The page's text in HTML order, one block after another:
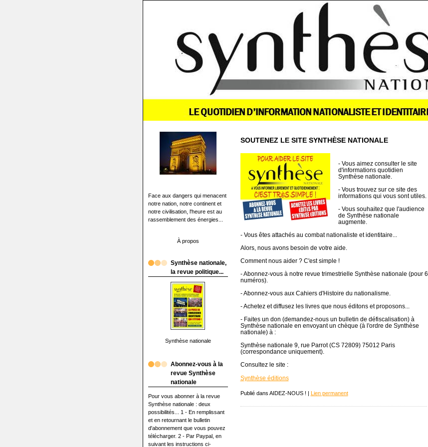
Face aux dangers qui menacent
notre nation, notre continent et
notre civilisation, l'heure est au
rassemblement des énergies...
À propos
Synthèse nationale,
la revue politique...
Synthèse nationale
Abonnez-vous à la
revue Synthèse
nationale
Pour vous abonner à la revue
Synthèse nationale : deux
possibilités... 1 - En remplissant
et en retournant le bulletin
d'abonnement que vous pouvez
télécharger. 2 - Par Paypal, en
suivant les instructions ci-
SOUTENEZ LE SITE SYNTHÈSE NATIONALE
- Vous aimez consulter le site
d'informations quotidien
Synthèse nationale.
- Vous trouvez sur ce site des
informations qui vous sont utiles.
- Vous souhaitez que l'audience
de Synthèse nationale
augmente.
- Vous êtes attachés au combat nationaliste et identitaire...
Alors, nous avons besoin de votre aide.
Comment nous aider ? C'est simple !
- Abonnez-vous à notre revue trimestrielle Synthèse nationale (pour 6
numéros).
- Abonnez-vous aux Cahiers d'Histoire du nationalisme.
- Achetez et diffusez les livres que nous éditons et proposons...
- Faites un don (demandez-nous un bulletin de défiscalisation) à
Synthèse nationale en envoyant un chèque (à l'ordre de Synthèse
nationale) à :
Synthèse nationale 9, rue Parrot (CS 72809) 75012 Paris
(correspondance uniquement).
Consultez le site :
Synthèse éditions
Publié dans AIDEZ-NOUS ! | Lien permanent